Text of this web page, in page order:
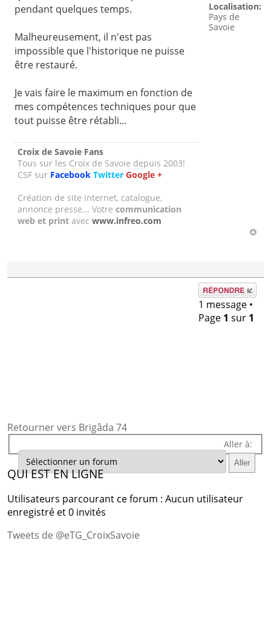
pendant quelques temps.
Malheureusement, il n'est pas
impossible que l'historique ne puisse
être restauré.
Je vais faire le maximum en fonction de
mes compétences techniques pour que
tout puisse être rétabli...
Croix de Savoie Fans
Tous sur les Croix de Savoie depuis 2003!
CSF sur Facebook Twitter Google +
Création de site internet, catalogue,
annonce presse... Votrecommunication
web et print avecwww.infreo.com
Localisation:
Pays de
Savoie
Répondre
1 message •
Page 1 sur 1
Retourner vers Brigâda 74
Aller à:
QUI EST EN LIGNE
Utilisateurs parcourant ce forum : Aucun utilisateur
enregistré et 0 invités
Tweets de @eTG_CroixSavoie